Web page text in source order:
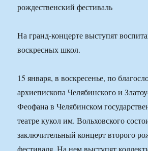
На гранд-концерте выступят
воскресных школ.
15 января, в воскресенье, по
архиепископа Челябинского и
Феофана в Челябинском
театре кукол им. Вольховского
заключительный концерт второго